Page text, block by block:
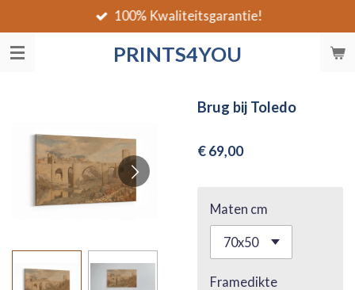
direct
naar
PRINTS4YOU
100% Kwaliteitsgarantie!
Brug bij Toledo
€ 69,00
Maten cm
Framedikte